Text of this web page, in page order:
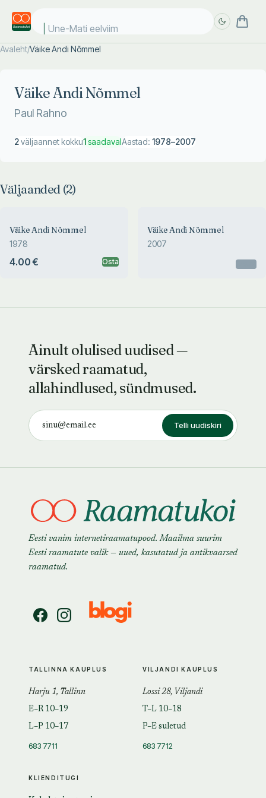
Une-Mati eelviima
Avaleht/Väike Andi Nõmmel
Väike Andi Nõmmel
Paul Rahno
2väljaannet kokku1saadavalAastad: 1978–2007
Väljaanded (2)
Väike Andi Nõmmel
1978
4.00 € Osta
Väike Andi Nõmmel
2007
Ainult olulised uudised —
värsked raamatud,
allahindlused, sündmused.
Telli uudiskiri
Eesti vanim internetiraamatupood. Maailma suurim
Eesti raamatute valik — uued, kasutatud ja antikvaarsed
raamatud.
KLIENDITUGI
TALLINNA KAUPLUS
Harju 1, Tallinn
E–R 10–19
L–P 10–17
683 7711
VILJANDI KAUPLUS
Lossi 28, Viljandi
T–L 10–18
P–E suletud
683 7712